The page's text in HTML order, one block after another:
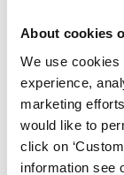
About cookies
We use cookies
experience,
marketing
would like to
click on
information see
NEWS 09/
Smurfit Kappa
názvem